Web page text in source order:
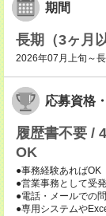
期間
長期（3ヶ月
2026年07月上旬～
応募資格
履歴書不要 /
OK
●事務経験あればOK
●営業事務として受
●電話・メールでの
●専用システムや